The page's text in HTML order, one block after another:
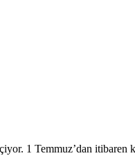
1 Temmuz’dan itibaren